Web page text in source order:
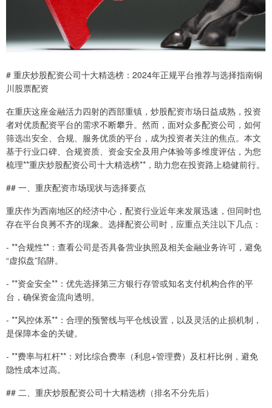
# 重庆炒股配资公司十大精选榜：2024年正规平台推荐与选择指南铜
川股票配资
在重庆这座金融活力四射的西部重镇，炒股配资市场日益成熟，投资
者对优质配资平台的需求不断攀升。然而，面对众多配资公司，如何
筛选出安全、合规、服务优质的平台，成为投资者关注的焦点。本文
基于行业口碑、合规资质、资金安全及用户体验等多维度评估，为您
梳理**重庆炒股配资公司十大精选榜**，助力您在投资路上稳健前行。
## 一、重庆配资市场现状与选择要点
重庆作为西南地区的经济中心，配资行业近年来发展迅速，但同时也
存在平台良莠不齐的现象。选择配资公司时，应重点关注以下几点：
- **合规性**：查看公司是否具备营业执照及相关金融业务许可，避免
“虚拟盘”陷阱。
- **资金安全**：优先选择第三方银行存管或知名支付机构合作的平
台，确保资金流向透明。
- **风控体系**：合理的预警线与平仓线设置，以及灵活的止损机制，
是保障本金的关键。
- **费率与杠杆**：对比综合费率（利息+管理费）及杠杆比例，避免
隐性成本过高。
## 二、重庆炒股配资公司十大精选榜（排名不分先后）